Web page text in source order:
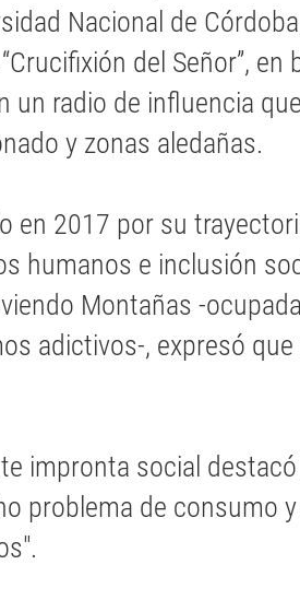
Nacional de
del Señor”, en
un radio de influencia
y zonas aledañas.
en 2017 por su
humanos e inclusión
Montañas -
adictivos-, expresó
impronta social
problema de consumo